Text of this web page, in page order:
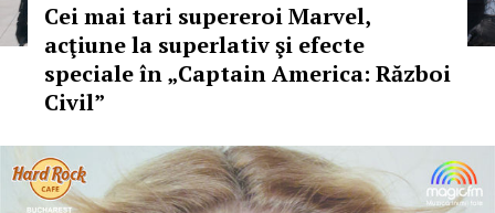
Cei mai tari supereroi Marvel,
acţiune la superlativ şi efecte
speciale în „Captain America: Război
Civil”